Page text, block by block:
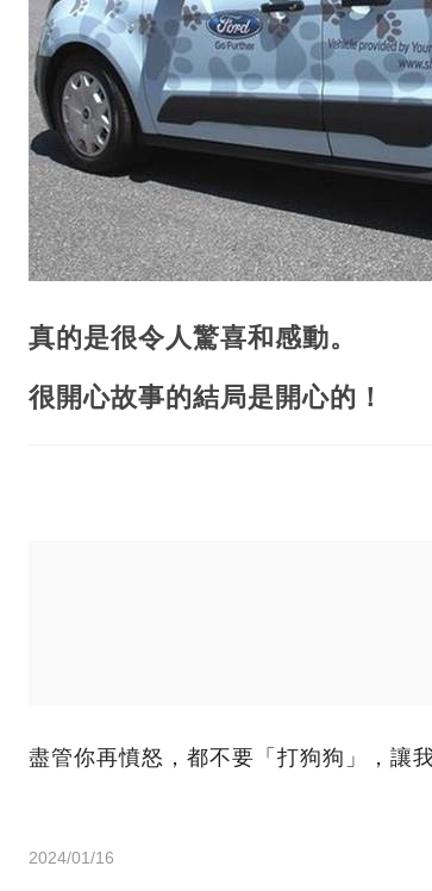
真的是很令人驚喜和感動。
很開心故事的結局是開心的！
盡管你再憤怒，都不要「打狗狗」，讓
2024/01/16